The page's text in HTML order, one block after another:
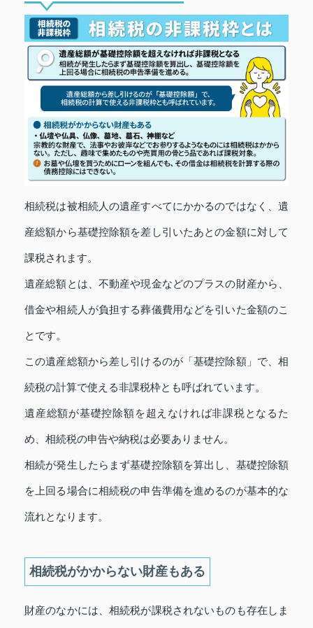
相続税は被相続人の遺産すべてにかかるのではなく、遺
産総額から基礎控除額を差し引いたあとの金額に対して
課税されます。
遺産総額とは、不動産や現金などのプラスの財産から、
借金や相続人が負担する葬儀費用などを引いた金額のこ
とです。
この遺産総額から差し引けるのが「基礎控除額」で、相
続税の計算で使える非課税枠とも呼ばれています。
遺産総額が基礎控除額を超えなければ非課税となるた
め、相続税の申告や納税は必要ありません。
相続が発生したらまず基礎控除額を算出し、基礎控除額
を上回る場合に相続税の申告準備を進めるのが基本的な
流れとなります。
相続税がかからない財産もある
財産のなかには、相続税が課税されないものも存在しま